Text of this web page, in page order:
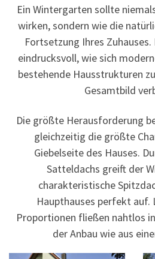
Ein Wintergarten sollte
wirken, sondern wie die
Fortsetzung Ihres
eindrucksvoll, wie sich
bestehende Hausstrukturen
Gesamtbild
Die größte Herausforderung
gleichzeitig die größte
Giebelseite des Hauses.
Satteldachs greift der
charakteristische
Haupthauses perfekt auf.
Proportionen fließen nahtlos
der Anbau wie aus